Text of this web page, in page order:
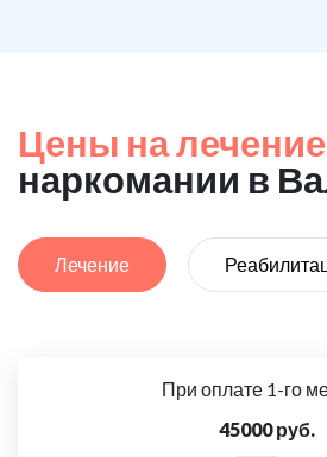
Цены на лечение
наркомании в
Лечение
При оплате 1-го
45000 руб.